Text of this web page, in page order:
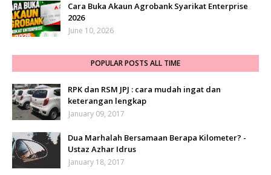
Cara Buka Akaun Agrobank Syarikat Enterprise
2026
June 10, 2026
POPULAR POSTS ALL TIME
RPK dan RSM JPJ : cara mudah ingat dan
keterangan lengkap
January 09, 2017
Dua Marhalah Bersamaan Berapa Kilometer? -
Ustaz Azhar Idrus
January 18, 2017